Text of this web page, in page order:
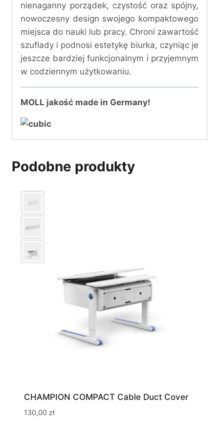
nienaganny porządek, czystość oraz spójny,
nowoczesny design swojego kompaktowego
miejsca do nauki lub pracy. Chroni zawartość
szuflady i podnosi estetykę biurka, czyniąc je
jeszcze bardziej funkcjonalnym i przyjemnym
w codziennym użytkowaniu.
MOLL jakość made in Germany!
Podobne produkty
CHAMPION COMPACT Cable Duct Cover
130,00 zł